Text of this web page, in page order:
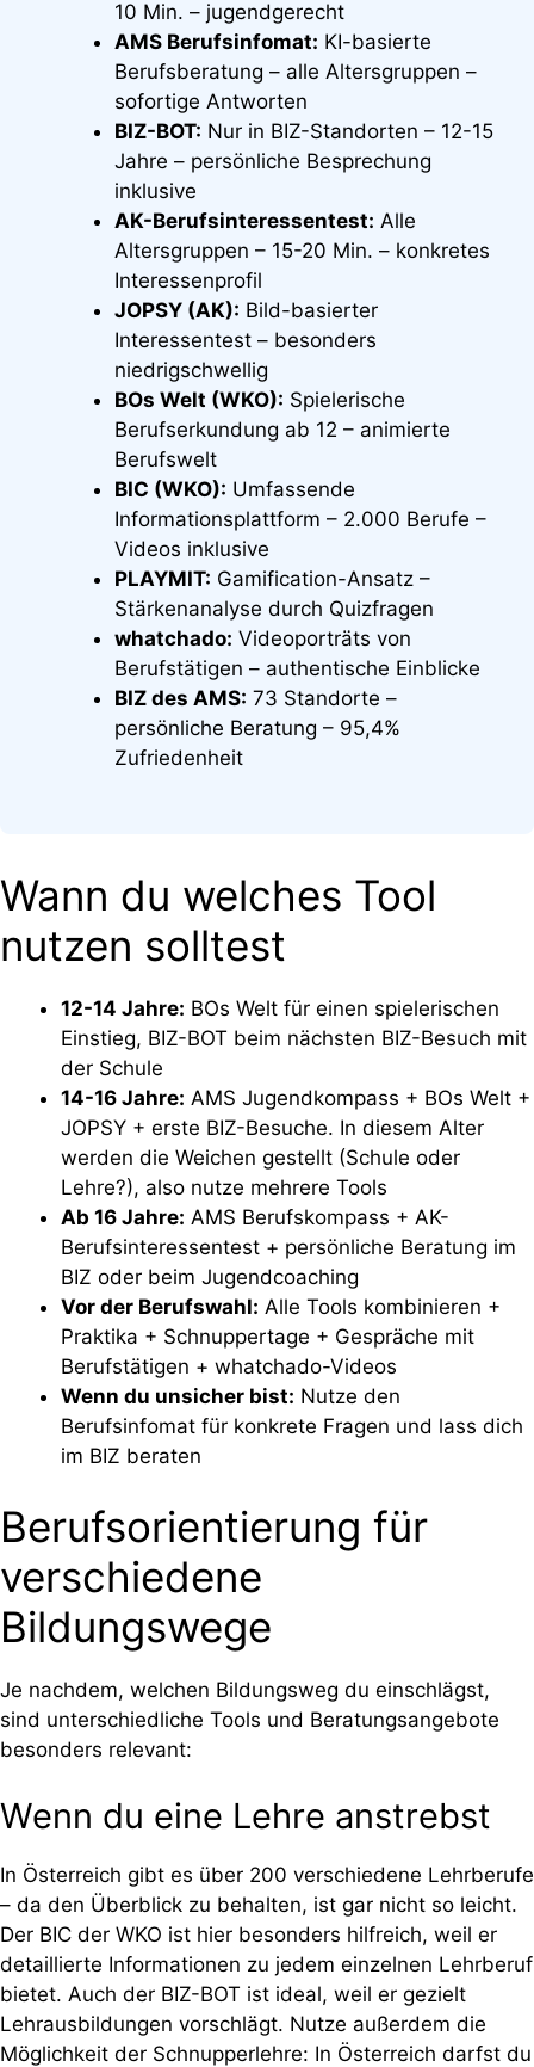
10 Min. – jugendgerecht
AMS Berufsinfomat: KI-basierte
Berufsberatung – alle Altersgruppen –
sofortige Antworten
BIZ-BOT: Nur in BIZ-Standorten – 12-15
Jahre – persönliche Besprechung
inklusive
AK-Berufsinteressentest: Alle
Altersgruppen – 15-20 Min. – konkretes
Interessenprofil
JOPSY (AK): Bild-basierter
Interessentest – besonders
niedrigschwellig
BOs Welt (WKO): Spielerische
Berufserkundung ab 12 – animierte
Berufswelt
BIC (WKO): Umfassende
Informationsplattform – 2.000 Berufe –
Videos inklusive
PLAYMIT: Gamification-Ansatz –
Stärkenanalyse durch Quizfragen
whatchado: Videoporträts von
Berufstätigen – authentische Einblicke
BIZ des AMS: 73 Standorte –
persönliche Beratung – 95,4%
Zufriedenheit
Wann du welches Tool
nutzen solltest
12-14 Jahre: BOs Welt für einen spielerischen
Einstieg, BIZ-BOT beim nächsten BIZ-Besuch mit
der Schule
14-16 Jahre: AMS Jugendkompass + BOs Welt +
JOPSY + erste BIZ-Besuche. In diesem Alter
werden die Weichen gestellt (Schule oder
Lehre?), also nutze mehrere Tools
Ab 16 Jahre: AMS Berufskompass + AK-
Berufsinteressentest + persönliche Beratung im
BIZ oder beim Jugendcoaching
Vor der Berufswahl: Alle Tools kombinieren +
Praktika + Schnuppertage + Gespräche mit
Berufstätigen + whatchado-Videos
Wenn du unsicher bist: Nutze den
Berufsinfomat für konkrete Fragen und lass dich
im BIZ beraten
Berufsorientierung für
verschiedene
Bildungswege
Je nachdem, welchen Bildungsweg du einschlägst,
sind unterschiedliche Tools und Beratungsangebote
besonders relevant:
Wenn du eine Lehre anstrebst
In Österreich gibt es über 200 verschiedene Lehrberufe
– da den Überblick zu behalten, ist gar nicht so leicht.
Der BIC der WKO ist hier besonders hilfreich, weil er
detaillierte Informationen zu jedem einzelnen Lehrberuf
bietet. Auch der BIZ-BOT ist ideal, weil er gezielt
Lehrausbildungen vorschlägt. Nutze außerdem die
Möglichkeit der Schnupperlehre: In Österreich darfst du